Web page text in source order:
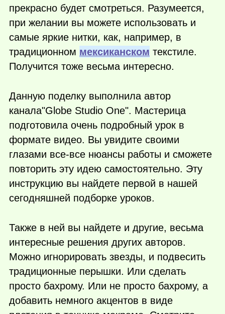
прекрасно будет смотреться. Разумеется,
при желании вы можете использовать и
самые яркие нитки, как, например, в
традиционном мексиканском текстиле.
Получится тоже весьма интересно.
Данную поделку выполнила автор
канала"Globe Studio One". Мастерица
подготовила очень подробный урок в
формате видео. Вы увидите своими
глазами все-все нюансы работы и сможете
повторить эту идею самостоятельно. Эту
инструкцию вы найдете первой в нашей
сегодняшней подборке уроков.
Также в ней вы найдете и другие, весьма
интересные решения других авторов.
Можно игнорировать звезды, и подвесить
традиционные перышки. Или сделать
просто бахрому. Или не просто бахрому, а
добавить немного акцентов в виде